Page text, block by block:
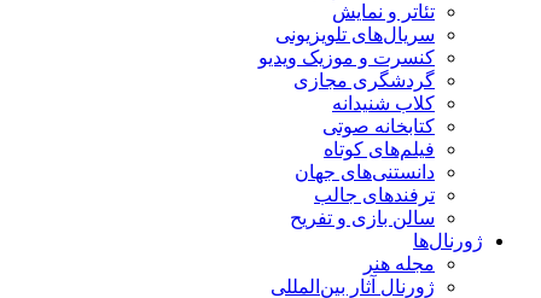
تئاتر و نمایش
سریال‌های تلویزیونی
کنسرت و موزیک ویدیو
گردشگری مجازی
کلاب شنیدانه
کتابخانه صوتی
فیلم‌های کوتاه
دانستنی‌های جهان
ترفندهای جالب
سالن بازی و تفریح
ژورنال‌ها
مجله هنر
ژورنال آثار بین‌المللی